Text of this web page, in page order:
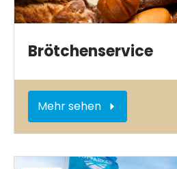
Brötchenservice
Mehr sehen